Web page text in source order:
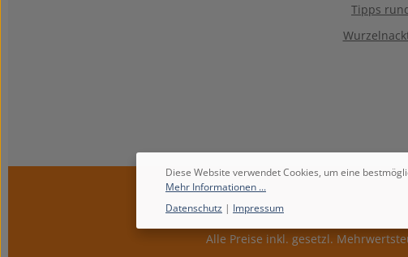
Tipps
Alle Preise inkl. gesetzl.
Diese Website verwendet Cookies, um eine
Mehr Informationen ...
Datenschutz | Impressum